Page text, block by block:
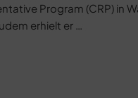
Program (CRP) in
erhielt er …